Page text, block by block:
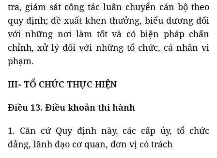
tra, giám sát công tác luân chuyển cán bộ theo
quy định; đề xuất khen thưởng, biểu dương đối
với những nơi làm tốt và có biện pháp chấn
chỉnh, xử lý đối với những tổ chức, cá nhân vi
phạm.
III- TỔ CHỨC THỰC HIỆN
Điều 13. Điều khoản thi hành
1. Căn cứ Quy định này, các cấp ủy, tổ chức
đảng, lãnh đạo cơ quan, đơn vị có trách